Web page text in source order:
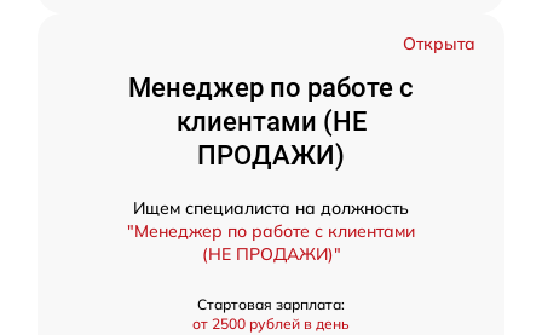
Открыта
Менеджер по работе с
клиентами (НЕ
ПРОДАЖИ)
Ищем специалиста на должность
"Менеджер по работе с клиентами
(НЕ ПРОДАЖИ)"
Стартовая зарплата:
от 2500 рублей в день